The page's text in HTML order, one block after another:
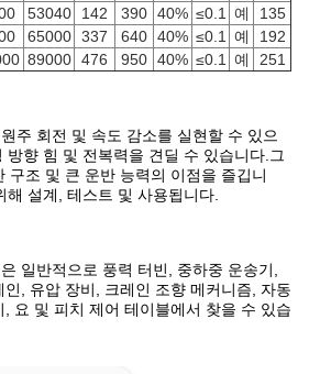
53040 142 390 40% ≤0.1 예
135
65000 337 640 40% ≤0.1 예
192
89000 476 950 40% ≤0.1 예 251
주 회전 및 속도 감소를 실현할 수 있으
방향 힘 및 전복력을 견딜 수 있습니다.그
구조 및 큰 운반 능력의 이점을 즐깁니
설계, 테스트 및 사용됩니다.
일반적으로 풍력 터빈, 중하중 운송기,
, 유압 장비, 크레인 조향 메커니즘, 자동
요 및 피치 제어 테이블에서 찾을 수 있습